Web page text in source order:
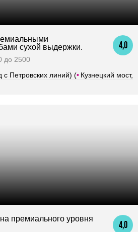
4,0
сухой выдержки.
до 2500
с Петровских линий) (• Кузнецкий мост,
4,0
премиального уровня